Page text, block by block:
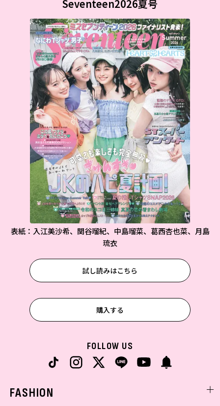
Seventeen2026夏号
表紙：入江美沙希、関谷瑠紀、中島瑠菜、葛西杏也菜、月島
琉衣
試し読みはこちら
購入する
FOLLOW US
FASHION